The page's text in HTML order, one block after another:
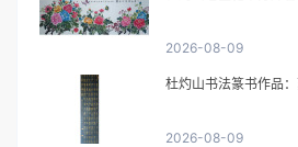
2026-08-09
2026-08-09